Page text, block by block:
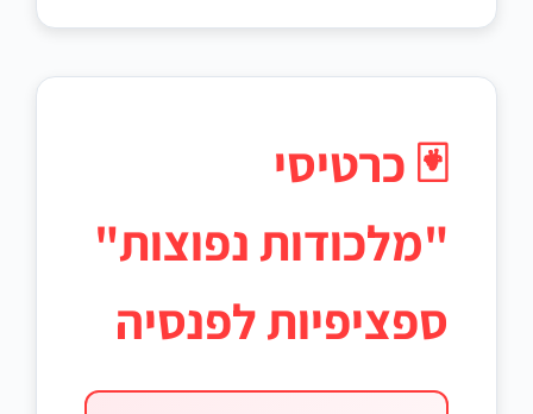
🃏 כרטיסי
"מלכודות נפוצות"
ספציפיות לפנסיה